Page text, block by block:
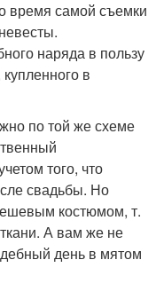
время самой съемки
наряда в пользу
в
по той же схеме
того, что
свадьбы. Но
костюмом, т.
А вам же не
день в мятом